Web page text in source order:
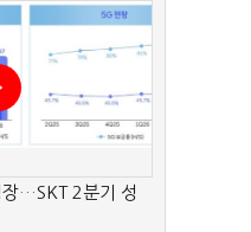
장…SKT 2분기 성